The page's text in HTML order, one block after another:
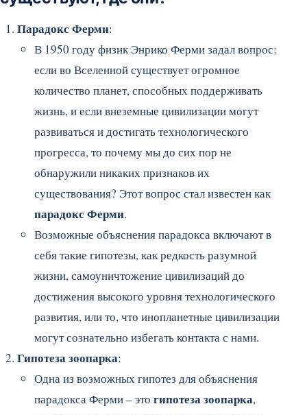
Парадокс Ферми:
В 1950 году физик Энрико Ферми задал вопрос:
если во Вселенной существует огромное
количество планет, способных поддерживать
жизнь, и если внеземные цивилизации могут
развиваться и достигать технологического
прогресса, то почему мы до сих пор не
обнаружили никаких признаков их
существования? Этот вопрос стал известен как
парадокс Ферми.
Возможные объяснения парадокса включают в
себя такие гипотезы, как редкость разумной
жизни, самоуничтожение цивилизаций до
достижения высокого уровня технологического
развития, или то, что инопланетные цивилизации
могут сознательно избегать контакта с нами.
Гипотеза зоопарка:
Одна из возможных гипотез для объяснения
парадокса Ферми – это гипотеза зоопарка,